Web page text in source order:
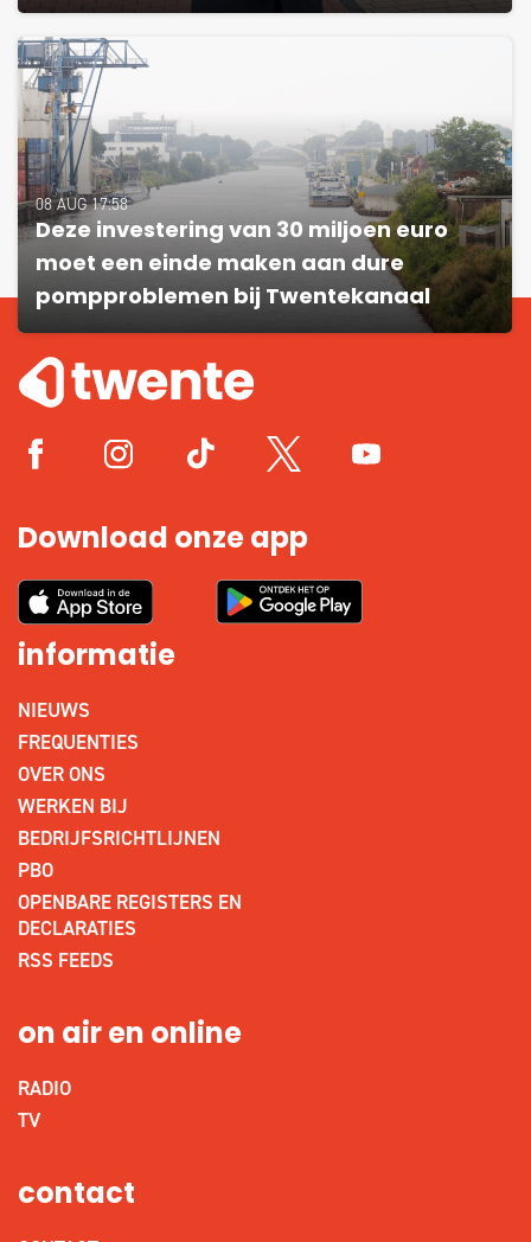
08 AUG 17:58
Deze investering van 30 miljoen euro
moet een einde maken aan dure
pompproblemen bij Twentekanaal
Download onze app
informatie
NIEUWS
FREQUENTIES
OVER ONS
WERKEN BIJ
BEDRIJFSRICHTLIJNEN
PBO
OPENBARE REGISTERS EN
DECLARATIES
RSS FEEDS
on air en online
RADIO
TV
contact